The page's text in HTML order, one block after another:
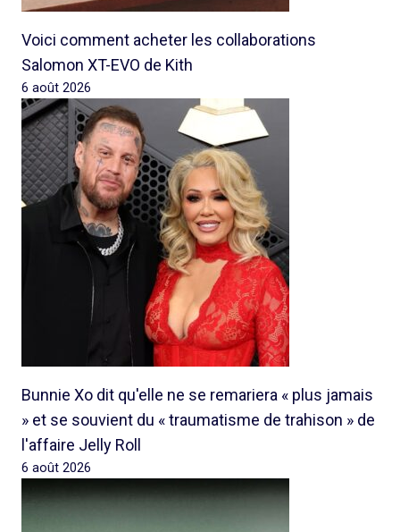
Voici comment acheter les collaborations
Salomon XT-EVO de Kith
6 août 2026
Bunnie Xo dit qu'elle ne se remariera « plus jamais
» et se souvient du « traumatisme de trahison » de
l'affaire Jelly Roll
6 août 2026